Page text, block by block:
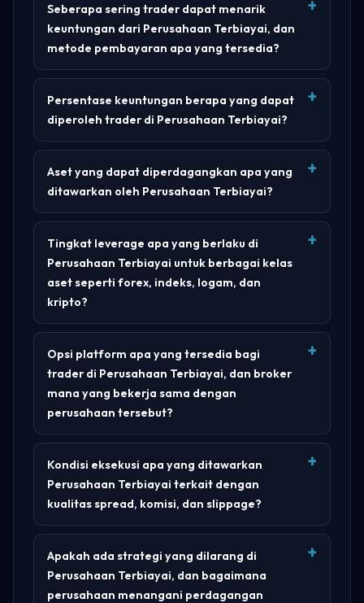
Seberapa sering trader dapat menarik
keuntungan dari Perusahaan Terbiayai, dan
metode pembayaran apa yang tersedia?
Persentase keuntungan berapa yang dapat
diperoleh trader di Perusahaan Terbiayai?
Aset yang dapat diperdagangkan apa yang
ditawarkan oleh Perusahaan Terbiayai?
Tingkat leverage apa yang berlaku di
Perusahaan Terbiayai untuk berbagai kelas
aset seperti forex, indeks, logam, dan
kripto?
Opsi platform apa yang tersedia bagi
trader di Perusahaan Terbiayai, dan broker
mana yang bekerja sama dengan
perusahaan tersebut?
Kondisi eksekusi apa yang ditawarkan
Perusahaan Terbiayai terkait dengan
kualitas spread, komisi, dan slippage?
Apakah ada strategi yang dilarang di
Perusahaan Terbiayai, dan bagaimana
perusahaan menangani perdagangan